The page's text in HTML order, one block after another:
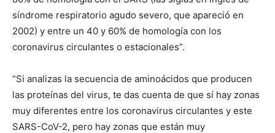
síndrome respiratorio agudo severo, que apareció en
2002) y entre un 40 y 60% de homología con los
coronavirus circulantes o estacionales”.
“Si analizas la secuencia de aminoácidos que producen
las proteínas del virus, te das cuenta de que sí hay zonas
muy diferentes entre los coronavirus circulantes y este
SARS-CoV-2, pero hay zonas que están muy